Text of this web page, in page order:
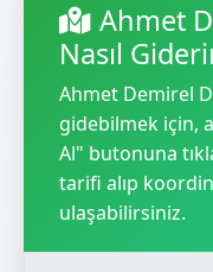
Ahmet
Nasıl
Ahmet Demirel
gidebilmek için,
Al" butonuna
tarifi alıp
ulaşabilirsiniz.